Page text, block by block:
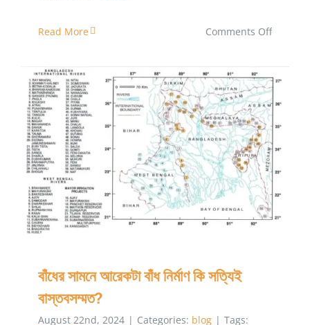
Read More Comments Offon
জটিল
পাঠ,
করে
বাঁধের সামনে আরেকটা বাঁধ নির্মাণ কি সত্যিই বাস্তবসম্মত?
বাঁধের সামনে আরেকটা বাঁধ নির্মাণ কি সত্যিই
বাস্তবসম্মত?
August 22nd, 2024 | Categories: blog | Tags: